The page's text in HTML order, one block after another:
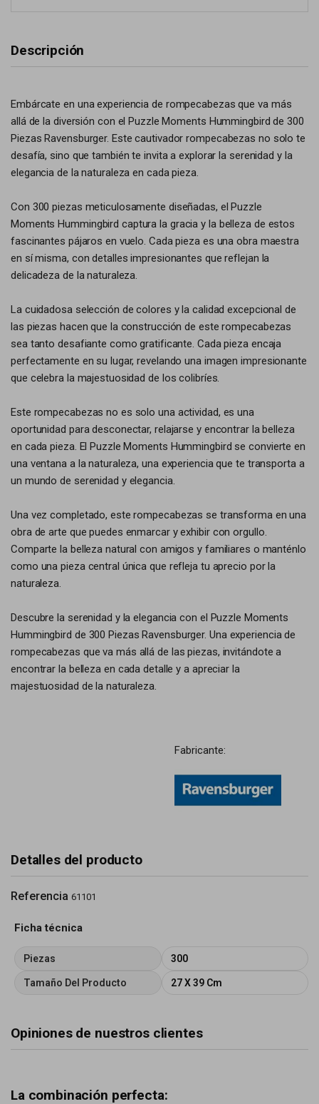
Descripción
Embárcate en una experiencia de rompecabezas que va más
allá de la diversión con el Puzzle Moments Hummingbird de 300
Piezas Ravensburger. Este cautivador rompecabezas no solo te
desafía, sino que también te invita a explorar la serenidad y la
elegancia de la naturaleza en cada pieza.
Con 300 piezas meticulosamente diseñadas, el Puzzle
Moments Hummingbird captura la gracia y la belleza de estos
fascinantes pájaros en vuelo. Cada pieza es una obra maestra
en sí misma, con detalles impresionantes que reflejan la
delicadeza de la naturaleza.
La cuidadosa selección de colores y la calidad excepcional de
las piezas hacen que la construcción de este rompecabezas
sea tanto desafiante como gratificante. Cada pieza encaja
perfectamente en su lugar, revelando una imagen impresionante
que celebra la majestuosidad de los colibríes.
Este rompecabezas no es solo una actividad, es una
oportunidad para desconectar, relajarse y encontrar la belleza
en cada pieza. El Puzzle Moments Hummingbird se convierte en
una ventana a la naturaleza, una experiencia que te transporta a
un mundo de serenidad y elegancia.
Una vez completado, este rompecabezas se transforma en una
obra de arte que puedes enmarcar y exhibir con orgullo.
Comparte la belleza natural con amigos y familiares o manténlo
como una pieza central única que refleja tu aprecio por la
naturaleza.
Descubre la serenidad y la elegancia con el Puzzle Moments
Hummingbird de 300 Piezas Ravensburger. Una experiencia de
rompecabezas que va más allá de las piezas, invitándote a
encontrar la belleza en cada detalle y a apreciar la
majestuosidad de la naturaleza.
Fabricante:
Detalles del producto
Referencia 61101
Ficha técnica
Piezas 300
Tamaño Del Producto 27 X 39 Cm
Opiniones de nuestros clientes
La combinación perfecta: